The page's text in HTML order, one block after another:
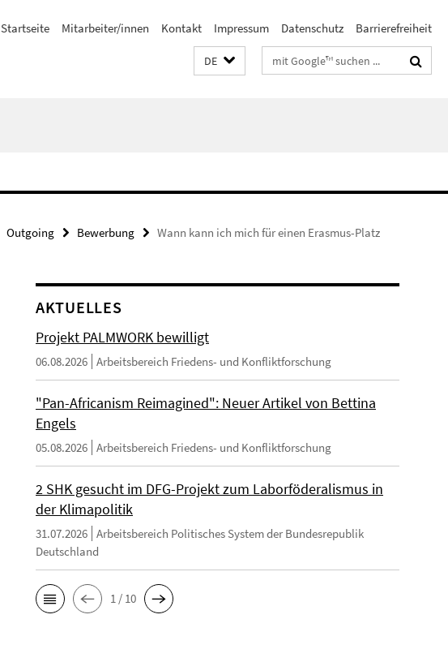
Startseite Mitarbeiter/innen Kontakt Impressum Datenschutz Barrierefreiheit
DE Suchbegriffe
Outgoing Bewerbung
Wann kann ich mich für einen Erasmus-Platz
AKTUELLES
Projekt PALMWORK bewilligt
06.08.2026 Arbeitsbereich Friedens- und Konfliktforschung
"Pan-Africanism Reimagined": Neuer Artikel von Bettina
Engels
05.08.2026 Arbeitsbereich Friedens- und Konfliktforschung
2 SHK gesucht im DFG-Projekt zum Laborföderalismus in
der Klimapolitik
31.07.2026 Arbeitsbereich Politisches System der Bundesrepublik
Deutschland
1 / 10